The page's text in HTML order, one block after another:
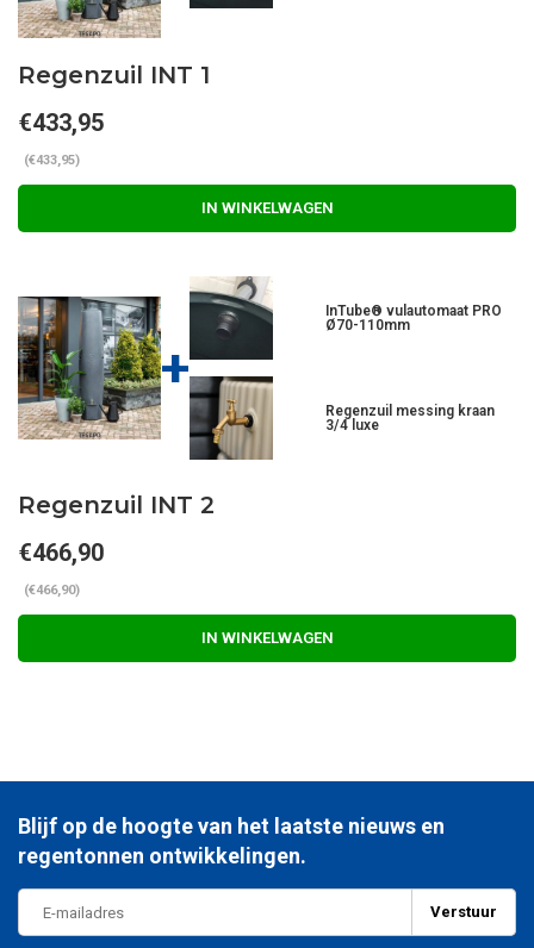
Regenzuil INT 1
€433,95
(€433,95)
IN WINKELWAGEN
+
InTube® vulautomaat PRO
Ø70-110mm
Regenzuil messing kraan
3/4 luxe
Regenzuil INT 2
€466,90
(€466,90)
IN WINKELWAGEN
Blijf op de hoogte van het laatste nieuws en
regentonnen ontwikkelingen.
Verstuur